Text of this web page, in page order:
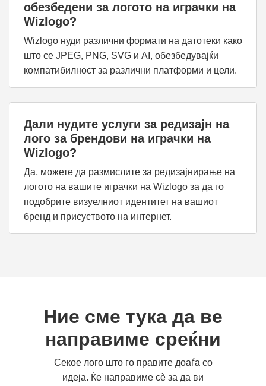
обезбедени за логото на играчки на
Wizlogo?
Wizlogo нуди различни формати на датотеки како
што се JPEG, PNG, SVG и AI, обезбедувајќи
компатибилност за различни платформи и цели.
Дали нудите услуги за редизајн на
лого за брендови на играчки на
Wizlogo?
Да, можете да размислите за редизајнирање на
логото на вашите играчки на Wizlogo за да го
подобрите визуелниот идентитет на вашиот
бренд и присуството на интернет.
Ние сме тука да ве
направиме среќни
Секое лого што го правите доаѓа со
идеја. Ќе направиме сè за да ви